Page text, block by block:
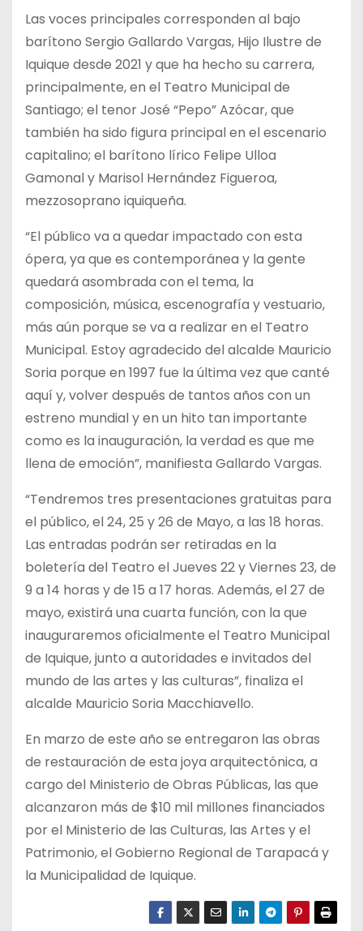
Las voces principales corresponden al bajo
barítono Sergio Gallardo Vargas, Hijo Ilustre de
Iquique desde 2021 y que ha hecho su carrera,
principalmente, en el Teatro Municipal de
Santiago; el tenor José “Pepo” Azócar, que
también ha sido figura principal en el escenario
capitalino; el barítono lírico Felipe Ulloa
Gamonal y Marisol Hernández Figueroa,
mezzosoprano iquiqueña.
“El público va a quedar impactado con esta
ópera, ya que es contemporánea y la gente
quedará asombrada con el tema, la
composición, música, escenografía y vestuario,
más aún porque se va a realizar en el Teatro
Municipal. Estoy agradecido del alcalde Mauricio
Soria porque en 1997 fue la última vez que canté
aquí y, volver después de tantos años con un
estreno mundial y en un hito tan importante
como es la inauguración, la verdad es que me
llena de emoción”, manifiesta Gallardo Vargas.
“Tendremos tres presentaciones gratuitas para
el público, el 24, 25 y 26 de Mayo, a las 18 horas.
Las entradas podrán ser retiradas en la
boletería del Teatro el Jueves 22 y Viernes 23, de
9 a 14 horas y de 15 a 17 horas. Además, el 27 de
mayo, existirá una cuarta función, con la que
inauguraremos oficialmente el Teatro Municipal
de Iquique, junto a autoridades e invitados del
mundo de las artes y las culturas”, finaliza el
alcalde Mauricio Soria Macchiavello.
En marzo de este año se entregaron las obras
de restauración de esta joya arquitectónica, a
cargo del Ministerio de Obras Públicas, las que
alcanzaron más de $10 mil millones financiados
por el Ministerio de las Culturas, las Artes y el
Patrimonio, el Gobierno Regional de Tarapacá y
la Municipalidad de Iquique.